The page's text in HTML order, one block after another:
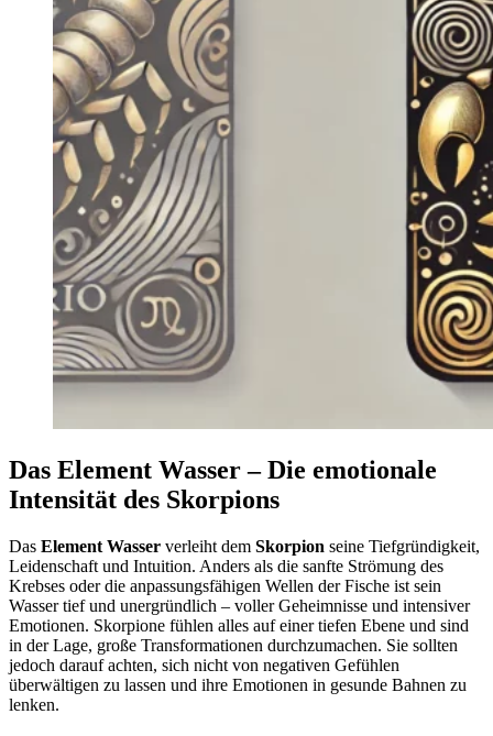
Das Element Wasser – Die emotionale
Intensität des Skorpions
Das Element Wasser verleiht dem Skorpion seine Tiefgründigkeit,
Leidenschaft und Intuition. Anders als die sanfte Strömung des
Krebses oder die anpassungsfähigen Wellen der Fische ist sein
Wasser tief und unergründlich – voller Geheimnisse und intensiver
Emotionen. Skorpione fühlen alles auf einer tiefen Ebene und sind
in der Lage, große Transformationen durchzumachen. Sie sollten
jedoch darauf achten, sich nicht von negativen Gefühlen
überwältigen zu lassen und ihre Emotionen in gesunde Bahnen zu
lenken.